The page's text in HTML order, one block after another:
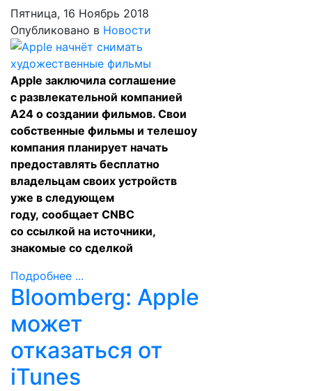
Пятница, 16 Ноябрь 2018
Опубликовано в Новости
Apple заключила соглашение
с развлекательной компанией
A24 о создании фильмов. Свои
собственные фильмы и телешоу
компания планирует начать
предоставлять бесплатно
владельцам своих устройств
уже в следующем
году, сообщает CNBC
со ссылкой на источники,
знакомые со сделкой
Подробнее ...
Bloomberg: Apple
может
отказаться от
iTunes